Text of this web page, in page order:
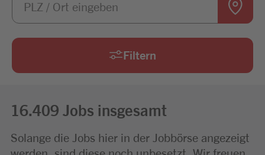
Mein Kandidat:innenprofil
Filtern
16.409 Jobs insgesamt
Solange die Jobs hier in der Jobbörse angezeigt